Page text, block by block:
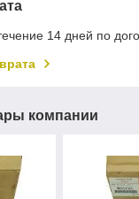
14 дней по
компании